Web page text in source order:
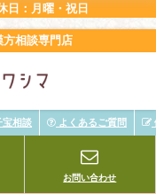
日：月曜・祝日
方相談専門店
宝相談 よくあるご質問
お問い合わせ